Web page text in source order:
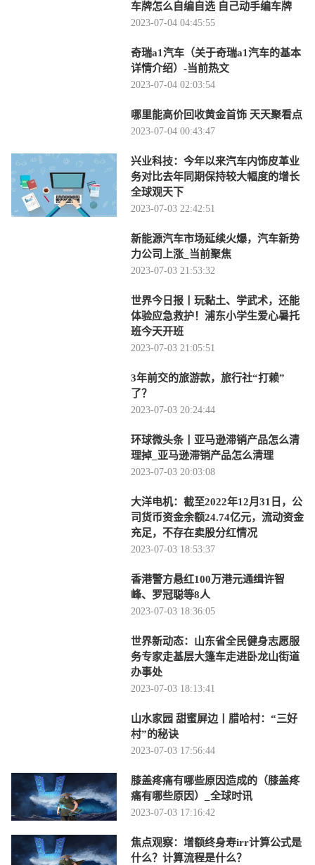
车牌怎么自编自选 自己动手编车牌
2023-07-04 04:45:55
奇瑞a1汽车（关于奇瑞a1汽车的基本
详情介绍）-当前热文
2023-07-04 02:03:54
哪里能高价回收黄金首饰 天天聚看点
2023-07-04 00:43:47
兴业科技：今年以来汽车内饰皮革业
务对比去年同期保持较大幅度的增长
全球观天下
2023-07-03 22:42:51
新能源汽车市场延续火爆，汽车新势
力公司上涨_当前聚焦
2023-07-03 21:53:32
世界今日报丨玩黏土、学武术，还能
体验应急救护！浦东小学生爱心暑托
班今天开班
2023-07-03 21:05:51
3年前交的旅游款，旅行社“打赖”
了？
2023-07-03 20:24:44
环球微头条丨亚马逊滞销产品怎么清
理掉_亚马逊滞销产品怎么清理
2023-07-03 20:03:08
大洋电机：截至2022年12月31日，公
司货币资金余额24.74亿元，流动资金
充足，不存在卖股分红情况
2023-07-03 18:53:37
香港警方悬红100万港元通缉许智
峰、罗冠聪等8人
2023-07-03 18:36:05
世界新动态：山东省全民健身志愿服
务专家走基层大篷车走进卧龙山街道
办事处
2023-07-03 18:13:41
山水家园 甜蜜屏边丨腊哈村：“三好
村”的秘诀
2023-07-03 17:56:44
膝盖疼痛有哪些原因造成的（膝盖疼
痛有哪些原因）_全球时讯
2023-07-03 17:16:42
焦点观察：增额终身寿irr计算公式是
什么？计算流程是什么？